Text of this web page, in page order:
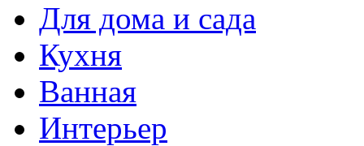
Для дома и сада
Кухня
Ванная
Интерьер